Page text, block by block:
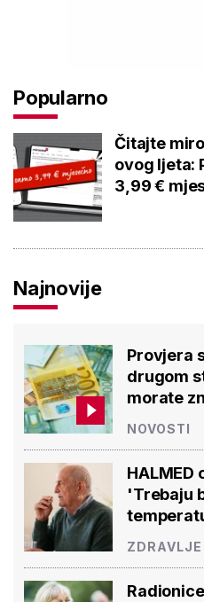
Popularno
Čitajte
ovog ljeta:
3,99 €
Najnovije
Provjera
drugom
morate
NOVOSTI
HALMED
'Trebaju
ZDRAVLJE